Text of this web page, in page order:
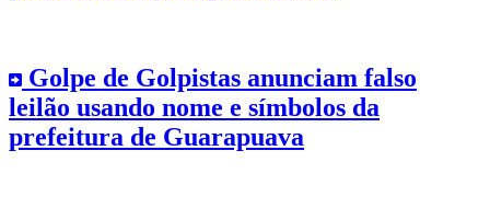
Golpe de Golpistas anunciam falso
leilão usando nome e símbolos da
prefeitura de Guarapuava